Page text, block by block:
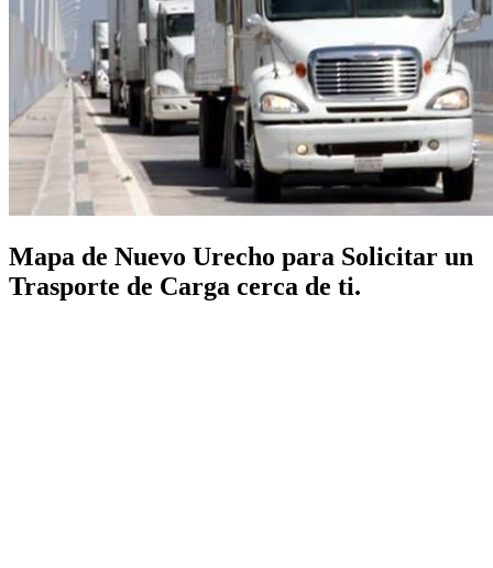
Mapa de Nuevo Urecho para Solicitar un
Trasporte de Carga cerca de ti.